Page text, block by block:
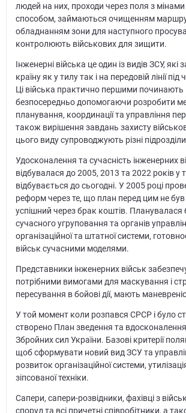
людей на них, проходи через поля з
способом, займаються очищенням
обладнанням зони для наступного
контролюють військових для зищити.
Інженерні війська це один із видів ЗСУ,
країну як у тилу так і на передовій лінії під
Ці війська практично першими починають
безпосередньо допомогаючи розробити
планування, координації та управління
також вирішення завдань захисту
цього виду супроводжують різні
Удосконалення та сучасність інженерних
відбувалася до 2005, 2013 та 2022 років у
відбувається до сьогодні. У 2005 році
реформ через те, що план перед цим не був
успішний через брак коштів. Планувалася
сучасного угруповання та органів
організаційної та штатної системи,
військ сучасними моделями.
Представники інженерних військ
потрібними вимогами для маскування і
пересування в бойові дії, мають
У той момент коли розпався СРСР і було
створено План зведення та
Збройних сил України. Базові критерії
щоб сформувати новий вид ЗСУ та
розвиток організаційної системи,
зіпсованої техніки.
Сапери, сапери-розвідники, фахівці з
споруд та всі причетні співробітники, а